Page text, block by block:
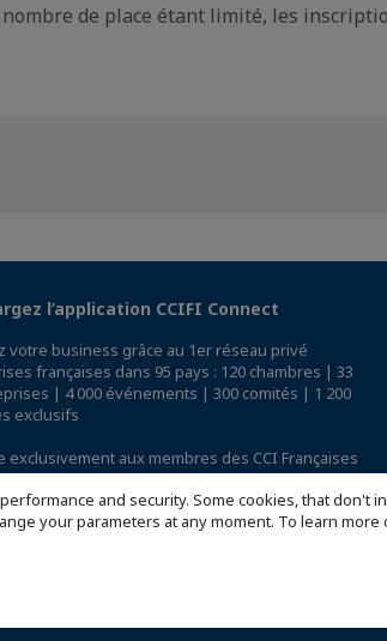
and security. Some cookies, that
your parameters at any moment. To learn
nombre de place étant limité, les
l’application CCIFI Connect
votre business grâce au 1er réseau privé
françaises dans 95 pays : 120 chambres | 33
| 4 000 événements | 300 comités | 1 200
exclusifs
exclusivement aux membres des CCI Françaises
découvrez l'app CCIFI Connect.